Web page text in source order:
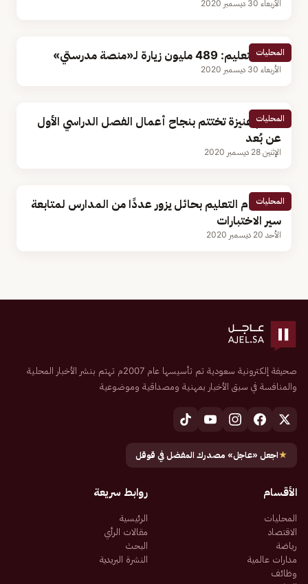
الأربعاء 30 ديسمبر 2020
المحليات
وزارة التعليم: 489 مليون زيارة لـ«منصة مدرستي»
الأربعاء 30 ديسمبر 2020
المحليات
تعليم عنيزة تختتم بنجاح أعمال الفصل الدراسي الأول
عن بُعد
الإثنين 28 ديسمبر 2020
المحليات
مدير عام التعليم بحائل يزور عددًا من المدارس لمتابعة
سير الاختبارات
الأحد 20 ديسمبر 2020
صحيفة إلكترونية سعودية تم تأسيسها عام 2007م تهتم بنشر الأخبار المحلية
والمنافسة في سبق الأخبار بمهنية ومصداقية وموضوعية
★اجعل «عاجل» مصدرك المفضل في قوقل
الأقسام
المحليات
الاقتصاد
رياضة
مدارات عالمية
وظائف
روابط سريعة
الرئيسية
مقالات الرأي
البحث
النشرة البريدية